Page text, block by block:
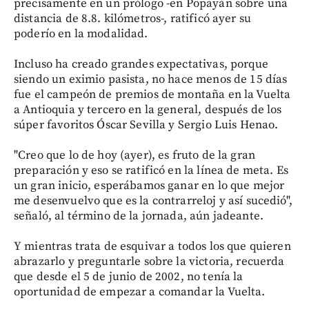
precisamente en un prólogo -en Popayán sobre una
distancia de 8.8. kilómetros-, ratificó ayer su
poderío en la modalidad.
Incluso ha creado grandes expectativas, porque
siendo un eximio pasista, no hace menos de 15 días
fue el campeón de premios de montaña en la Vuelta
a Antioquia y tercero en la general, después de los
súper favoritos Óscar Sevilla y Sergio Luis Henao.
"Creo que lo de hoy (ayer), es fruto de la gran
preparación y eso se ratificó en la línea de meta. Es
un gran inicio, esperábamos ganar en lo que mejor
me desenvuelvo que es la contrarreloj y así sucedió",
señaló, al término de la jornada, aún jadeante.
Y mientras trata de esquivar a todos los que quieren
abrazarlo y preguntarle sobre la victoria, recuerda
que desde el 5 de junio de 2002, no tenía la
oportunidad de empezar a comandar la Vuelta.